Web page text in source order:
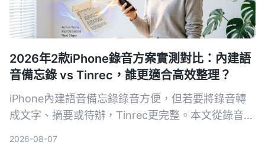
2026年2款iPhone錄音方案實測對比：內建語
音備忘錄 vs Tinrec，誰更適合高效整理？
iPhone內建語音備忘錄錄音方便，但若要將錄音轉
成文字、摘要或待辦，Tinrec更完整。本文從錄音轉
2026-08-07